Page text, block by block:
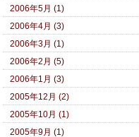
2006年5月 (1)
2006年4月 (3)
2006年3月 (1)
2006年2月 (5)
2006年1月 (3)
2005年12月 (2)
2005年10月 (1)
2005年9月 (1)